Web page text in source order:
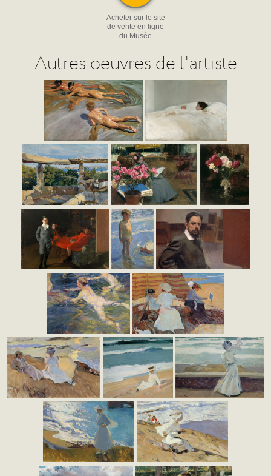
Acheter sur le site
de vente en ligne
du Musée
Autres oeuvres de l'artiste